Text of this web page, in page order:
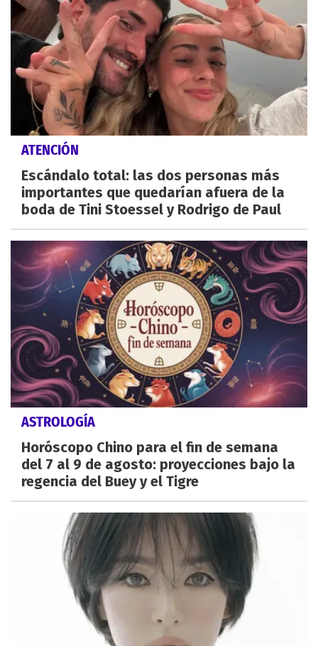
ATENCIÓN
Escándalo total: las dos personas más
importantes que quedarían afuera de la
boda de Tini Stoessel y Rodrigo de Paul
ASTROLOGÍA
Horóscopo Chino para el fin de semana
del 7 al 9 de agosto: proyecciones bajo la
regencia del Buey y el Tigre